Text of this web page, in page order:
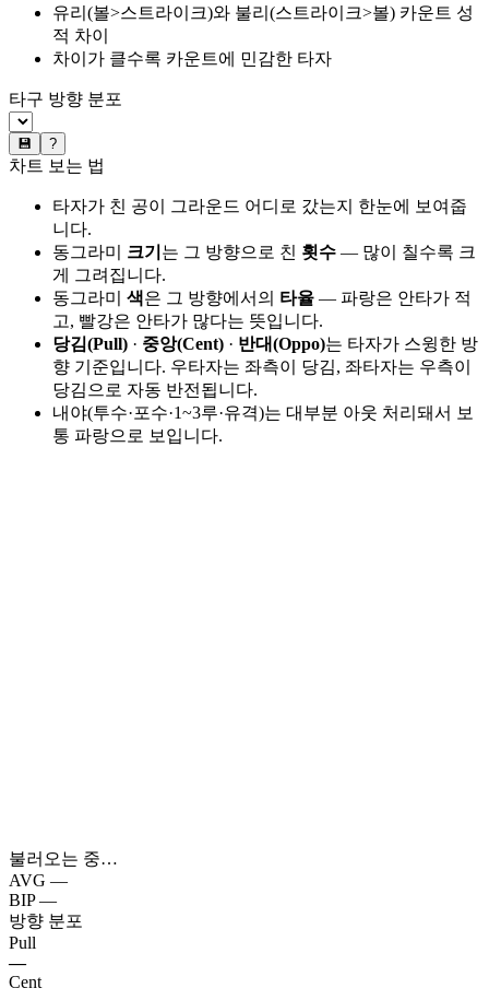
유리(볼>스트라이크)와 불리(스트라이크>볼) 카운트 성
적 차이
차이가 클수록 카운트에 민감한 타자
타구 방향 분포
💾 ?
차트 보는 법
타자가 친 공이 그라운드 어디로 갔는지 한눈에 보여줍
니다.
동그라미 크기 는 그 방향으로 친 횟수 — 많이 칠수록 크
게 그려집니다.
동그라미 색은 그 방향에서의 타율 — 파랑은 안타가 적
고, 빨강은 안타가 많다는 뜻입니다.
당김(Pull) · 중앙(Cent) · 반대(Oppo)는 타자가 스윙한 방
향 기준입니다. 우타자는 좌측이 당김, 좌타자는 우측이
당김으로 자동 반전됩니다.
내야(투수·포수·1~3루·유격)는 대부분 아웃 처리돼서 보
통 파랑으로 보입니다.
불러오는 중…
AVG —
BIP —
방향 분포
Pull
—
Cent